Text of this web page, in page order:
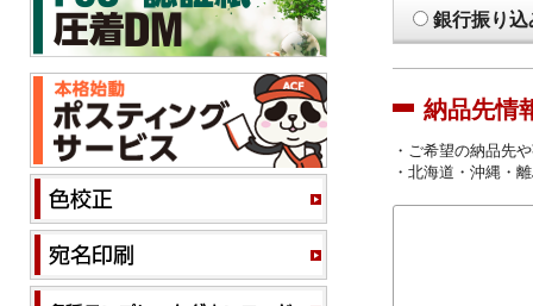
銀行振り込
納品先情
・ご希望の納品先
・北海道・沖縄・